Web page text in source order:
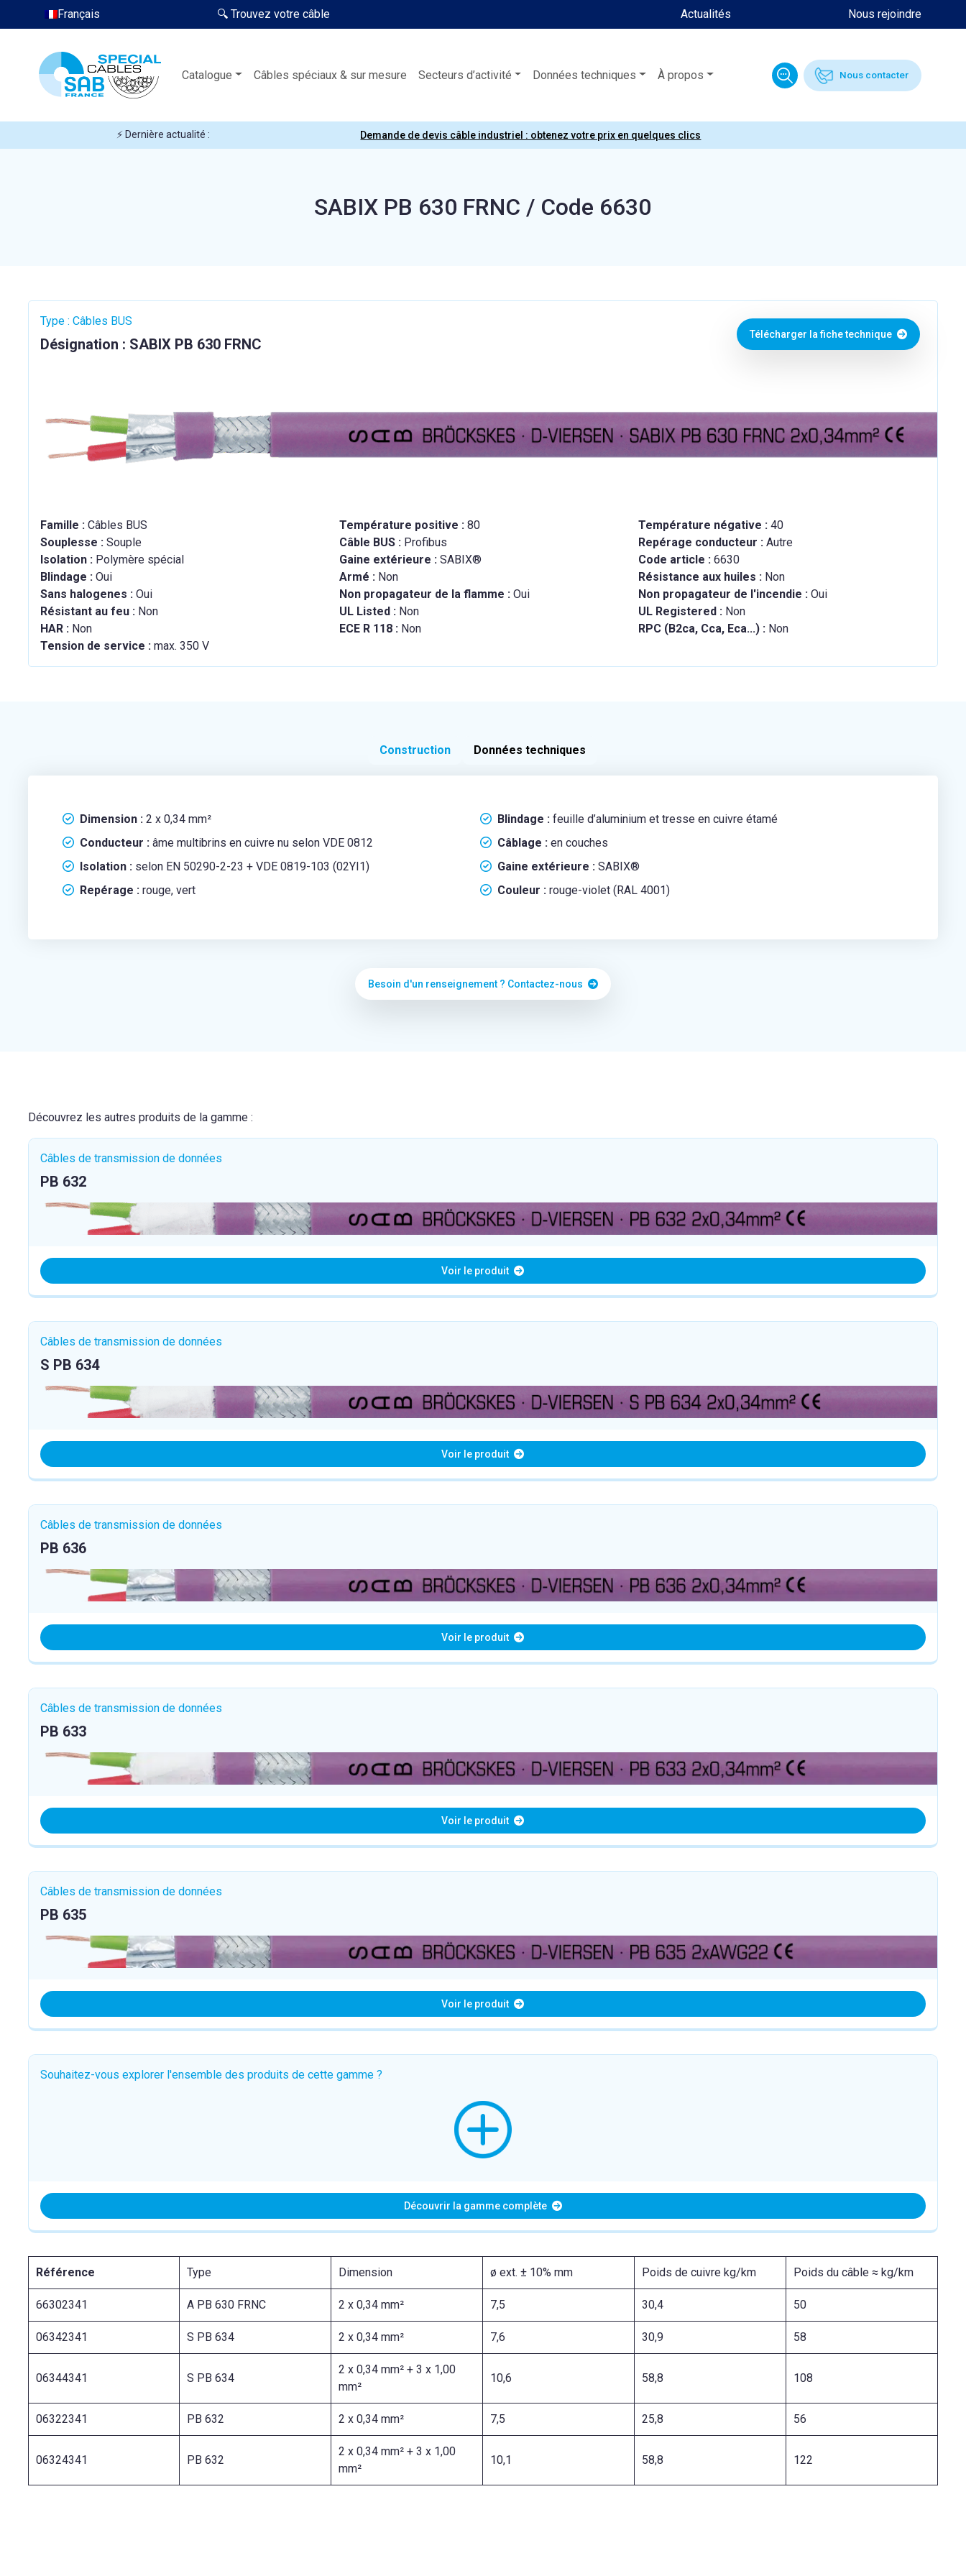
Nous rejoindre
Actualités
🔍 Trouvez votre câble
Français
Catalogue Câbles spéciaux & sur mesure Secteurs d’activité Données techniques À propos Nous contacter
⚡ Dernière actualité : Demande de devis câble industriel : obtenez votre prix en quelques clics
SABIX PB 630 FRNC / Code 6630
Type : Câbles BUS
Désignation : SABIX PB 630 FRNC
Télécharger la fiche technique
Famille : Câbles BUS Température positive : 80 Température négative :40
Souplesse : Souple Câble BUS : Profibus Repérage conducteur :Autre
Isolation : Polymère spécial Gaine extérieure : SABIX® Code article :6630
Blindage : Oui Armé : Non Résistance aux huiles : Non
Sans halogenes : Oui Non propagateur de la flamme : Oui Non propagateur de l'incendie :Oui
Résistant au feu : Non UL Listed : Non UL Registered : Non
HAR : Non ECE R 118 : Non RPC (B2ca, Cca, Eca...) : Non
Tension de service : max. 350 V
Construction Données techniques
Dimension :2 x 0,34 mm²
Conducteur :âme multibrins en cuivre nu selon VDE 0812
Isolation :selon EN 50290-2-23 + VDE 0819-103 (02YI1)
Repérage :rouge, vert
Blindage :feuille d’aluminium et tresse en cuivre étamé
Câblage :en couches
Gaine extérieure :SABIX®
Couleur :rouge-violet (RAL 4001)
Besoin d'un renseignement ? Contactez-nous
Découvrez les autres produits de la gamme :
Câbles de transmission de données
PB 632
Voir le produit
Câbles de transmission de données
S PB 634
Voir le produit
Câbles de transmission de données
PB 636
Voir le produit
Câbles de transmission de données
PB 633
Voir le produit
Câbles de transmission de données
PB 635
Voir le produit
Souhaitez-vous explorer l'ensemble des produits de cette gamme ?
Découvrir la gamme complète
Référence Type Dimension ø ext. ± 10% mm Poids de cuivre kg/km Poids du câble ≈ kg/km
66302341 A PB 630 FRNC 2 x 0,34 mm² 7,5 30,4 50
06342341 S PB 634 2 x 0,34 mm² 7,6 30,9 58
06344341 S PB 634
2 x 0,34 mm² + 3 x 1,00
mm²
10,6 58,8 108
06322341 PB 632 2 x 0,34 mm² 7,5 25,8 56
06324341 PB 632
2 x 0,34 mm² + 3 x 1,00
mm²
10,1 58,8 122